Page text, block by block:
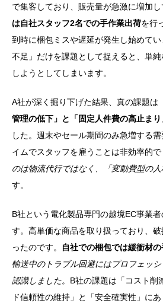
で集客しており、販売量が急激に増加し
は自社スタッフ2名での手作業出荷を行
到時に梱包ミスや遅延が発生し始めて
不足」だけを課題として捉えると、単
しようとしてしまいます。
A社が深く掘り下げた結果、真の課題は
管理の低下」と「固定人件費の高止まり
した。週末やセール期間のみ急増する
イムでスタッフを雇うことは非効率的で
のは物流代行ではなく、「変動費型の
す。
B社という電化製品専門の越境EC事業
す。高単価な商品を取り扱っており、
ったのです。
自社での梱包では緩衝材
輸送中のトラブル回避にはプロフェッ
認識しました。 B社の課題は「コスト削
ド信頼性の維持」と「安全確実性」に